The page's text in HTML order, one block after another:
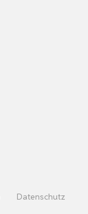
Datenschutz